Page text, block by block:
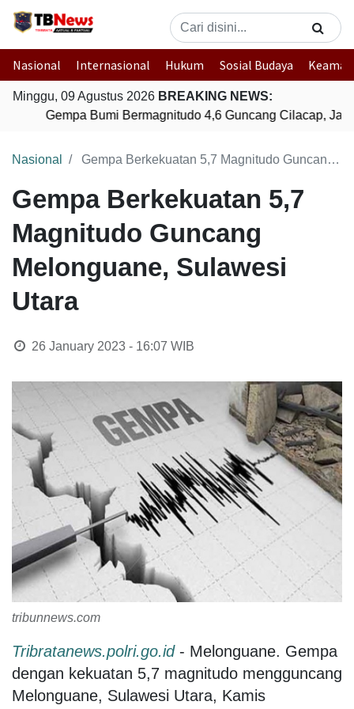
Nasional Internasional Hukum Sosial Budaya
Minggu, 09 Agustus 2026 BREAKING NEWS:
Gempa Bumi Bermagnitudo 4,6 Guncang Cilacap,
Nasional Gempa Berkekuatan 5,7 Magnitudo Guncang Melonguane, Sulawesi Utara
Gempa Berkekuatan 5,7
Magnitudo Guncang
Melonguane, Sulawesi
Utara
26 January 2023 - 16:07 WIB
tribunnews.com
Tribratanews.polri.go.id- Melonguane. Gempa
dengan kekuatan 5,7 magnitudo mengguncang
Melonguane, Sulawesi Utara, Kamis